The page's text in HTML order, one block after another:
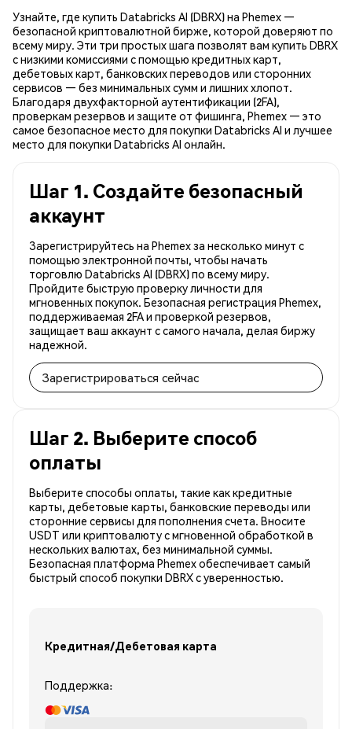
Узнайте, где купить Databricks AI (DBRX) на Phemex —
безопасной криптовалютной бирже, которой доверяют по
всему миру. Эти три простых шага позволят вам купить DBRX
с низкими комиссиями с помощью кредитных карт,
дебетовых карт, банковских переводов или сторонних
сервисов — без минимальных сумм и лишних хлопот.
Благодаря двухфакторной аутентификации (2FA),
проверкам резервов и защите от фишинга, Phemex — это
самое безопасное место для покупки Databricks AI и лучшее
место для покупки Databricks AI онлайн.
Шаг 1. Создайте безопасный
аккаунт
Зарегистрируйтесь на Phemex за несколько минут с
помощью электронной почты, чтобы начать
торговлю Databricks AI (DBRX) по всему миру.
Пройдите быструю проверку личности для
мгновенных покупок. Безопасная регистрация Phemex,
поддерживаемая 2FA и проверкой резервов,
защищает ваш аккаунт с самого начала, делая биржу
надежной.
Зарегистрироваться сейчас
Шаг 2. Выберите способ
оплаты
Выберите способы оплаты, такие как кредитные
карты, дебетовые карты, банковские переводы или
сторонние сервисы для пополнения счета. Вносите
USDT или криптовалюту с мгновенной обработкой в
нескольких валютах, без минимальной суммы.
Безопасная платформа Phemex обеспечивает самый
быстрый способ покупки DBRX с уверенностью.
Кредитная/Дебетовая карта
Поддержка: